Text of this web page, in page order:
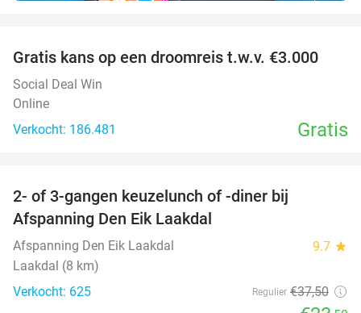
Gratis kans op een droomreis t.w.v. €3.000
Social Deal Win
Online
Verkocht: 186.481
Gratis
2- of 3-gangen keuzelunch of -diner bij
Afspanning Den Eik Laakdal
Afspanning Den Eik Laakdal 9.7 star
Laakdal (8 km)
Verkocht: 625
Regulier €37,50